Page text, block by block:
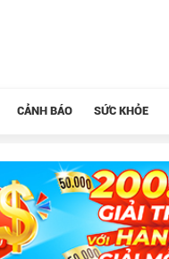
CẢNH BÁO SỨC KHỎE